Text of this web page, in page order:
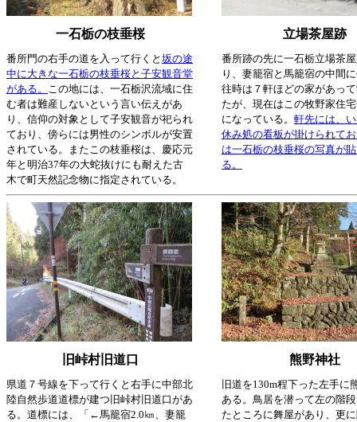
一石栃の枝垂桜 立場茶屋跡
番所門の右手の道を入って行くと 坂の途
中に大きな一石栃の枝垂桜と子安観音堂
がある。 この地には、一石栃沢流域に住
む者は難産しないという言い伝えがあ
り、信仰の対象として子安観音が祀られ
ており、傍らには男性のシンボルが安置
されている。またこの枝垂桜は、慶応元
年と明治37年の大蛇抜けにも耐えた古
木で町天然記念物に指定されている。
番所跡の先に一石栃立場茶
り、妻籠宿と馬籠宿の中間
往時は７軒ほどの家があっ
たが、現在はこの牧野家住
になっている。 軒先には、
休み処の看板が掛けられて
は一石栃の枝垂桜の写真が
る。
旧峠村旧道口 熊野神社
県道７号線を下って行くと右手に中部北
陸自然歩道道標が建つ旧峠村旧道口があ
る。道標には、「←馬籠宿2.0㎞、妻籠
旧道を130m程下った左手に
ある。鳥居を潜って左の階
たところに舞屋があり、更